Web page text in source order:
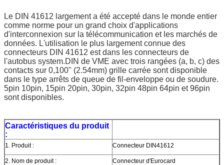
Le DIN 41612 largement a été accepté dans le monde entier
comme norme pour un grand choix d'applications
d'interconnexion sur la télécommunication et les marchés de
données. L'utilisation le plus largement connue des
connecteurs DIN 41612 est dans les connecteurs de
l'autobus system.DIN de VME avec trois rangées (a, b, c) des
contacts sur 0,100" (2.54mm) grille carrée sont disponible
dans le type arrêts de queue de fil-enveloppe ou de soudure.
5pin 10pin, 15pin 20pin, 30pin, 32pin 48pin 64pin et 96pin
sont disponibles.
Caractéristiques du produit
:
1. Produit : Connecteur DIN41612
2. Nom de produit :
Connecteur d'Eurocard